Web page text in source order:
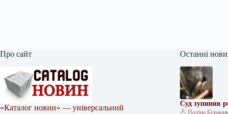
Про сайт
«Каталог новин» — універсальний
Останні
Суд зупинив
Поліна